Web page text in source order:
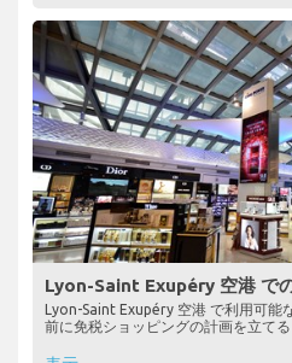
Lyon-Saint Exupéry 空港 で
Lyon-Saint Exupéry 空港 で利用可能
前に免税ショッピングの計画を立てる